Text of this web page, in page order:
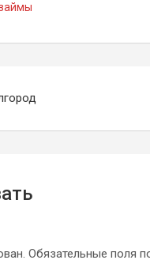
Обязательные поля